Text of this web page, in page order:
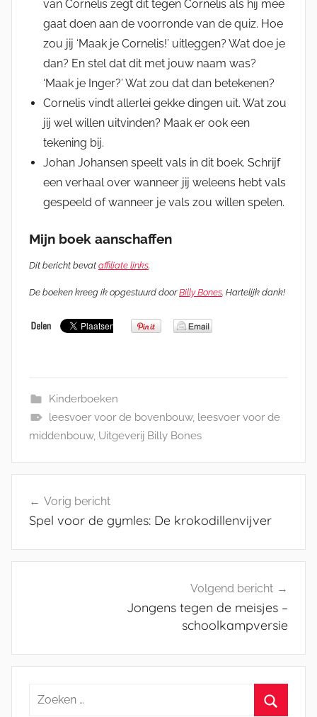
van Cornelis zegt dit tegen Cornelis als hij mee
gaat doen aan de voorronde van de quiz. Hoe
zou jij ‘Maak je Cornelis!’ uitleggen? Wat doe je
dan? En stel dat dit met jouw naam was?
‘Maak je Inger?’ Wat zou dat dan betekenen?
Cornelis vindt allerlei gekke dingen uit. Wat zou
jij wel willen uitvinden? Maak er ook een
tekening bij.
Johan Johansen speelt vals in dit boek. Schrijf
een verhaal over wanneer jij weleens hebt vals
gespeeld of wanneer je vals zou willen spelen.
Mijn boek aanschaffen
Dit bericht bevat affiliate links.
De boeken kreeg ik opgestuurd doorBilly Bones. Hartelijk dank!
Kinderboeken
leesvoer voor de bovenbouw, leesvoer voor de
middenbouw, Uitgeverij Billy Bones
navigatie
Vorig bericht
Spel voor de gymles: De krokodillenvijver
Volgend bericht
Jongens tegen de meisjes –
schoolkampversie
Zoeken